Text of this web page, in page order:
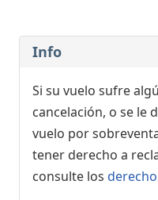
Info
Si su vuelo sufre
cancelación, o se le
vuelo por
tener derecho a
consulte los